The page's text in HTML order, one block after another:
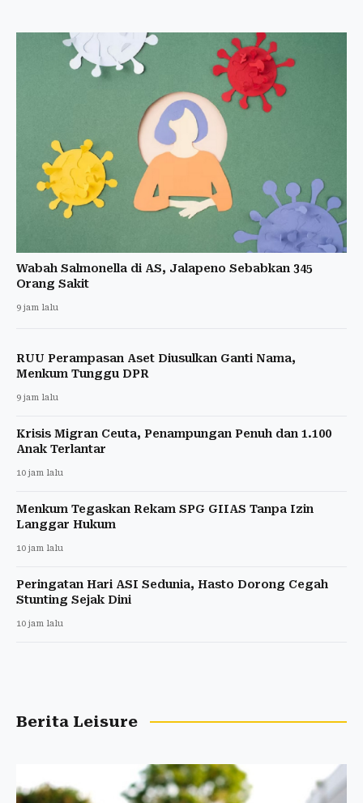
Wabah Salmonella di AS, Jalapeno Sebabkan 345
Orang Sakit
9 jam lalu
RUU Perampasan Aset Diusulkan Ganti Nama,
Menkum Tunggu DPR
9 jam lalu
Krisis Migran Ceuta, Penampungan Penuh dan 1.100
Anak Terlantar
10 jam lalu
Menkum Tegaskan Rekam SPG GIIAS Tanpa Izin
Langgar Hukum
10 jam lalu
Peringatan Hari ASI Sedunia, Hasto Dorong Cegah
Stunting Sejak Dini
10 jam lalu
Berita Leisure